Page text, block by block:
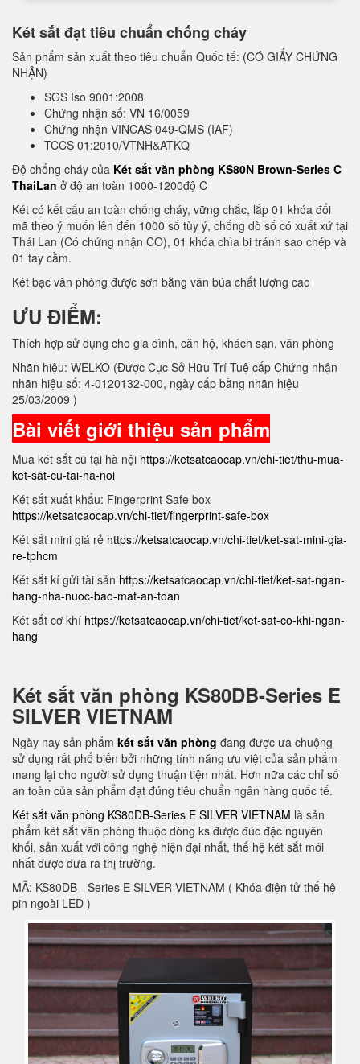
Két sắt đạt tiêu chuẩn chống cháy
Sản phẩm sản xuất theo tiêu chuẩn Quốc tế: (CÓ GIẤY CHỨNG
NHẬN)
SGS Iso 9001:2008
Chứng nhận số: VN 16/0059
Chứng nhận VINCAS 049-QMS (IAF)
TCCS 01:2010/VTNH&ATKQ
Độ chống cháy của Két sắt văn phòng KS80N Brown-Series C
ThaiLan ở độ an toàn 1000-1200độ C
Két có kết cấu an toàn chống cháy, vững chắc, lắp 01 khóa đổi
mã theo ý muốn lên đến 1000 số tùy ý, chống dò số có xuất xứ tại
Thái Lan (Có chứng nhận CO), 01 khóa chìa bi tránh sao chép và
01 tay cầm.
Két bạc văn phòng được sơn bằng vân búa chất lượng cao
ƯU ĐIỂM:
Thích hợp sử dụng cho gia đình, căn hộ, khách sạn, văn phòng
Nhãn hiệu: WELKO (Được Cục Sở Hữu Trí Tuệ cấp Chứng nhận
nhãn hiệu số: 4-0120132-000, ngày cấp bằng nhãn hiệu
25/03/2009 )
Bài viết giới thiệu sản phẩm
Mua két sắt cũ tại hà nội https://ketsatcaocap.vn/chi-tiet/thu-mua-
ket-sat-cu-tai-ha-noi
Két sắt xuất khẩu: Fingerprint Safe box
https://ketsatcaocap.vn/chi-tiet/fingerprint-safe-box
Két sắt mini giá rẻ https://ketsatcaocap.vn/chi-tiet/ket-sat-mini-gia-
re-tphcm
Két sắt kí gửi tài sản https://ketsatcaocap.vn/chi-tiet/ket-sat-ngan-
hang-nha-nuoc-bao-mat-an-toan
Két sắt cơ khí https://ketsatcaocap.vn/chi-tiet/ket-sat-co-khi-ngan-
hang
Két sắt văn phòng KS80DB-Series E
SILVER VIETNAM
Ngày nay sản phẩm két sắt văn phòng đang được ưa chuộng
sử dụng rất phổ biến bởi những tính năng ưu việt của sản phẩm
mang lại cho người sử dụng thuận tiện nhất. Hơn nữa các chỉ số
an toàn của sản phẩm đạt đúng tiêu chuẩn ngân hàng quốc tế.
Két sắt văn phòng KS80DB-Series E SILVER VIETNAM là sản
phẩm két sắt văn phòng thuộc dòng ks được đúc đặc nguyên
khối, sản xuất với công nghệ hiện đại nhất, thế hệ két sắt mới
nhất được đưa ra thị trường.
MÃ: KS80DB - Series E SILVER VIETNAM ( Khóa điện tử thế hệ
pin ngoài LED )